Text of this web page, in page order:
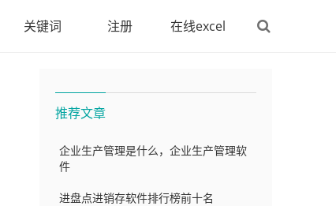
关键词 注册 在线excel
推荐文章
企业生产管理是什么，企业生产管理软
件
进盘点进销存软件排行榜前十名